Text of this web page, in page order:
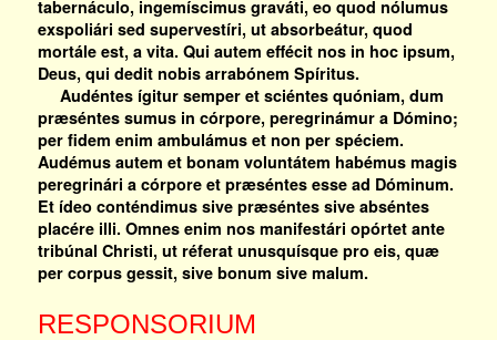
tabernáculo, ingemíscimus graváti, eo quod nólumus
exspoliári sed supervestíri, ut absorbeátur, quod
mortále est, a vita. Qui autem effécit nos in hoc ipsum,
Deus, qui dedit nobis arrabónem Spíritus.
Audéntes ígitur semper et sciéntes quóniam, dum
præséntes sumus in córpore, peregrinámur a Dómino;
per fidem enim ambulámus et non per spéciem.
Audémus autem et bonam voluntátem habémus magis
peregrinári a córpore et præséntes esse ad Dóminum.
Et ídeo conténdimus sive præséntes sive abséntes
placére illi. Omnes enim nos manifestári opórtet ante
tribúnal Christi, ut réferat unusquísque pro eis, quæ
per corpus gessit, sive bonum sive malum.
RESPONSORIUM